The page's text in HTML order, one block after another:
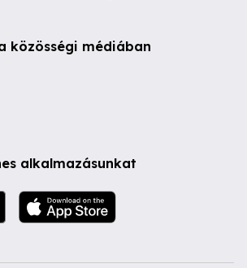
közösségi médiában
alkalmazásunkat